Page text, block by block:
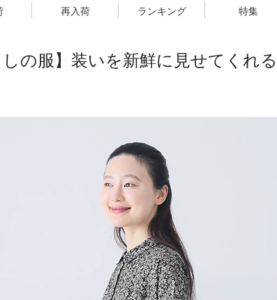
再入荷 ランキング 特集
の服】装いを新鮮に見せてくれ